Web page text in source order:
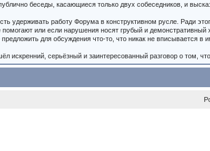
беседы, касающиеся только двух собеседников, и
удерживать работу Форума в конструктивном русле. Ради
или если нарушения носят грубый и
для обсуждения что-то, что никак не вписывается
искренний, серьёзный и заинтересованный разговор о том,